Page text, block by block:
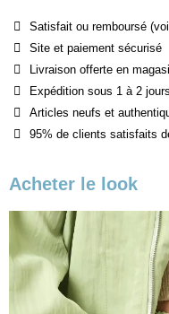
Satisfait ou remboursé
Site et paiement sécurisé
Livraison offerte en
Expédition sous 1 à 2
Articles neufs et
95% de clients satisfaits
Acheter le look